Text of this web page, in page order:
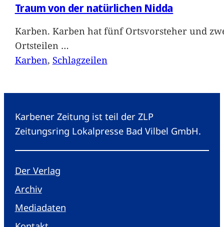
Traum von der natürlichen Nidda
Karben. Karben hat fünf Ortsvorsteher und
Ortsteilen …
Karben, Schlagzeilen
Karbener Zeitung ist teil der ZLP
Zeitungsring Lokalpresse Bad Vilbel GmbH.
Der Verlag
Archiv
Mediadaten